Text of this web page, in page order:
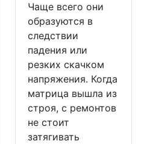
Чаще всего они
образуются в
следствии
падения или
резких скачком
напряжения. Когда
матрица вышла из
строя, с ремонтов
не стоит
затягивать